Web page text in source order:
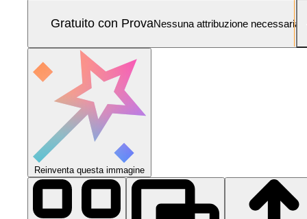
Gratuito con ProvaNessuna attribuzione necessaria
Reinventa questa immagine